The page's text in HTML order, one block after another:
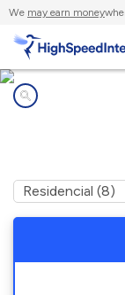
We may earn money